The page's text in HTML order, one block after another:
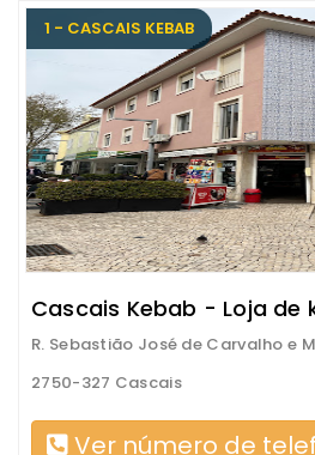
1 - CASCAIS KEBAB
Cascais Kebab - Loja de
R. Sebastião José de Carvalho e
2750-327 Cascais
Ver número de